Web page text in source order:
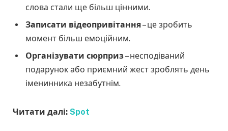
слова стали ще більш цінними.
Записати відеопривітання– це зробить
момент більш емоційним.
Організувати сюрприз– несподіваний
подарунок або приємний жест зроблять день
іменинника незабутнім.
Читати далі: Spot